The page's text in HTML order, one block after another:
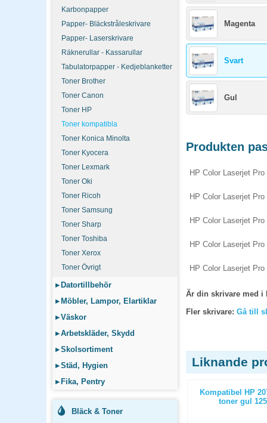
Karbonpapper
Papper- Bläckstråleskrivare
Papper- Laserskrivare
Räknerullar - Kassarullar
Tabulatorpapper - Kedjeblanketter
Toner Brother
Toner Canon
Toner HP
Toner kompatibla
Toner Konica Minolta
Toner Kyocera
Toner Lexmark
Toner Oki
Toner Ricoh
Toner Samsung
Toner Sharp
Toner Toshiba
Toner Xerox
Toner Övrigt
▸ Datortillbehör
▸ Möbler, Lampor, Elartiklar
▸Väskor
▸Arbetskläder, Skydd
▸Skolsortiment
▸Städ, Hygien
▸ Fika, Pentry
Bläck & Toner
Magenta
Svart
Gul
Produkten
HP Color Laserjet Pro
HP Color Laserjet
HP Color Laserjet Pro
HP Color Laserjet
HP Color Laserjet
Är din skrivare med i
Fler skrivare: Gå till
Liknande
Kompatibel HP
toner gul